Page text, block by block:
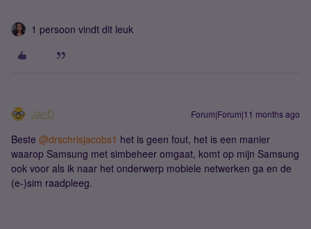
1 persoon vindt dit leuk
JanD Forum|Forum|11 months ago
Beste ​ @drschrisjacobs1 het is geen fout, het is een manier
waarop Samsung met simbeheer omgaat, komt op mijn Samsung
ook voor als ik naar het onderwerp mobiele netwerken ga en de
(e-)sim raadpleeg.